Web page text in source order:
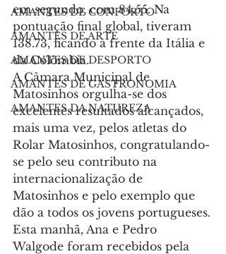
AMANTES DE CONFORTO
AMANTES DE ARTE
AMANTES DE DESPORTO
AMANTES DE GASTRONOMIA
AMANTES DA NATUREZA
em segundo, com 84.55. Na
pontuação final global, tiveram
138.73, ficando à frente da Itália e
da Colômbia.
A Câmara Municipal de
Matosinhos orgulha-se dos
excelentes resultados alcançados,
mais uma vez, pelos atletas do
Rolar Matosinhos, congratulando-
se pelo seu contributo na
internacionalização de
Matosinhos e pelo exemplo que
dão a todos os jovens portugueses.
Esta manhã, Ana e Pedro
Walgode foram recebidos pela